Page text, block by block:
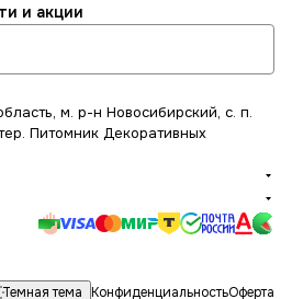
и акции
м. р-н Новосибирский, с. п.
Питомник Декоративных
Темная тема КонфиденциальностьОферта